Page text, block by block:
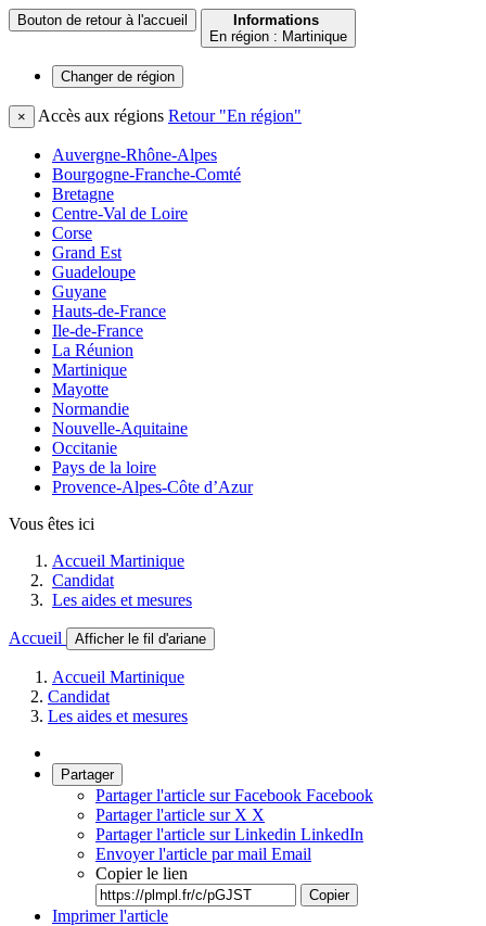
Bouton de retour à l'accueil
Informations
En région : Martinique
Changer de région
× Accès aux régions Retour "En région"
Auvergne-Rhône-Alpes
Bourgogne-Franche-Comté
Bretagne
Centre-Val de Loire
Corse
Grand Est
Guadeloupe
Guyane
Hauts-de-France
Ile-de-France
La Réunion
Martinique
Mayotte
Normandie
Nouvelle-Aquitaine
Occitanie
Pays de la loire
Provence-Alpes-Côte d’Azur
Vous êtes ici
Accueil Martinique
Candidat
Les aides et mesures
Accueil Afficher le fil d'ariane
Accueil Martinique
Candidat
Les aides et mesures
Partager
Partager l'article sur Facebook Facebook
Partager l'article sur X X
Partager l'article sur Linkedin LinkedIn
Envoyer l'article par mail Email
Copier le lien
Copier
Imprimer l'article